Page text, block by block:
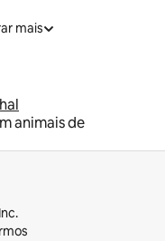
mais
animais de